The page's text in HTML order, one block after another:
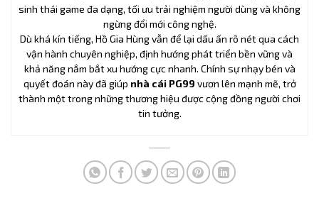
sinh thái game đa dạng, tối ưu trải nghiệm người dùng và không
ngừng đổi mới công nghệ.
Dù khá kín tiếng, Hồ Gia Hùng vẫn để lại dấu ấn rõ nét qua cách
vận hành chuyên nghiệp, định hướng phát triển bền vững và
khả năng nắm bắt xu hướng cực nhanh. Chính sự nhạy bén và
quyết đoán này đã giúp nhà cái PG99 vươn lên mạnh mẽ, trở
thành một trong những thương hiệu được cộng đồng người chơi
tin tưởng.